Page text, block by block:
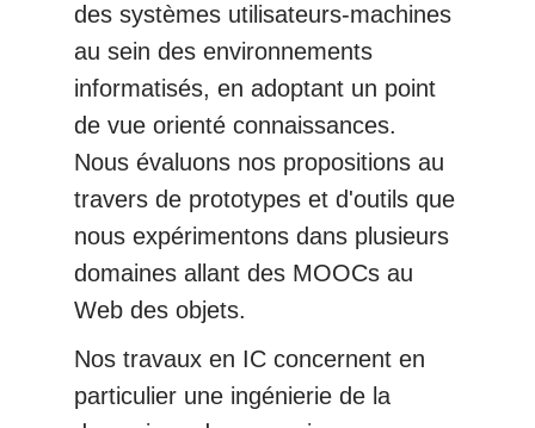
des systèmes utilisateurs-machines
au sein des environnements
informatisés, en adoptant un point
de vue orienté connaissances.
Nous évaluons nos propositions au
travers de prototypes et d'outils que
nous expérimentons dans plusieurs
domaines allant des MOOCs au
Web des objets.
Nos travaux en IC concernent en
particulier une ingénierie de la